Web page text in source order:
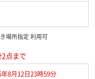
場所指定 利用可
2点まで
8月12日23時59分